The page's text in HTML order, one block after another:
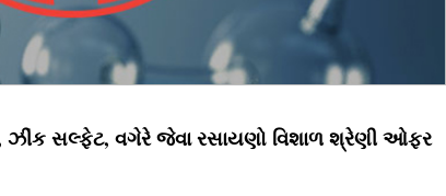
ઝીંક સલ્ફેટ, વગેરે જેવા રસાયણો વિશાળ શ્રેણી ઓફર